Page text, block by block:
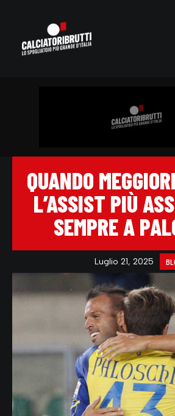
QUANDO
L’ASSIST PIÙ
SEMPRE A
Luglio 21, 2025